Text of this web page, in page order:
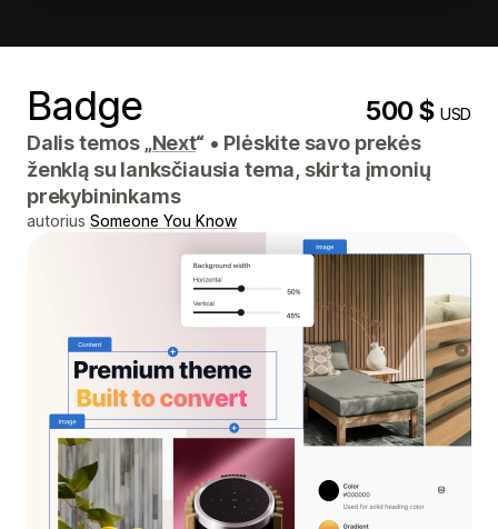
Badge 500 $USD
Dalis temos „Next“ • Plėskite savo prekės
ženklą su lanksčiausia tema, skirta įmonių
prekybininkams
autorius Someone You Know